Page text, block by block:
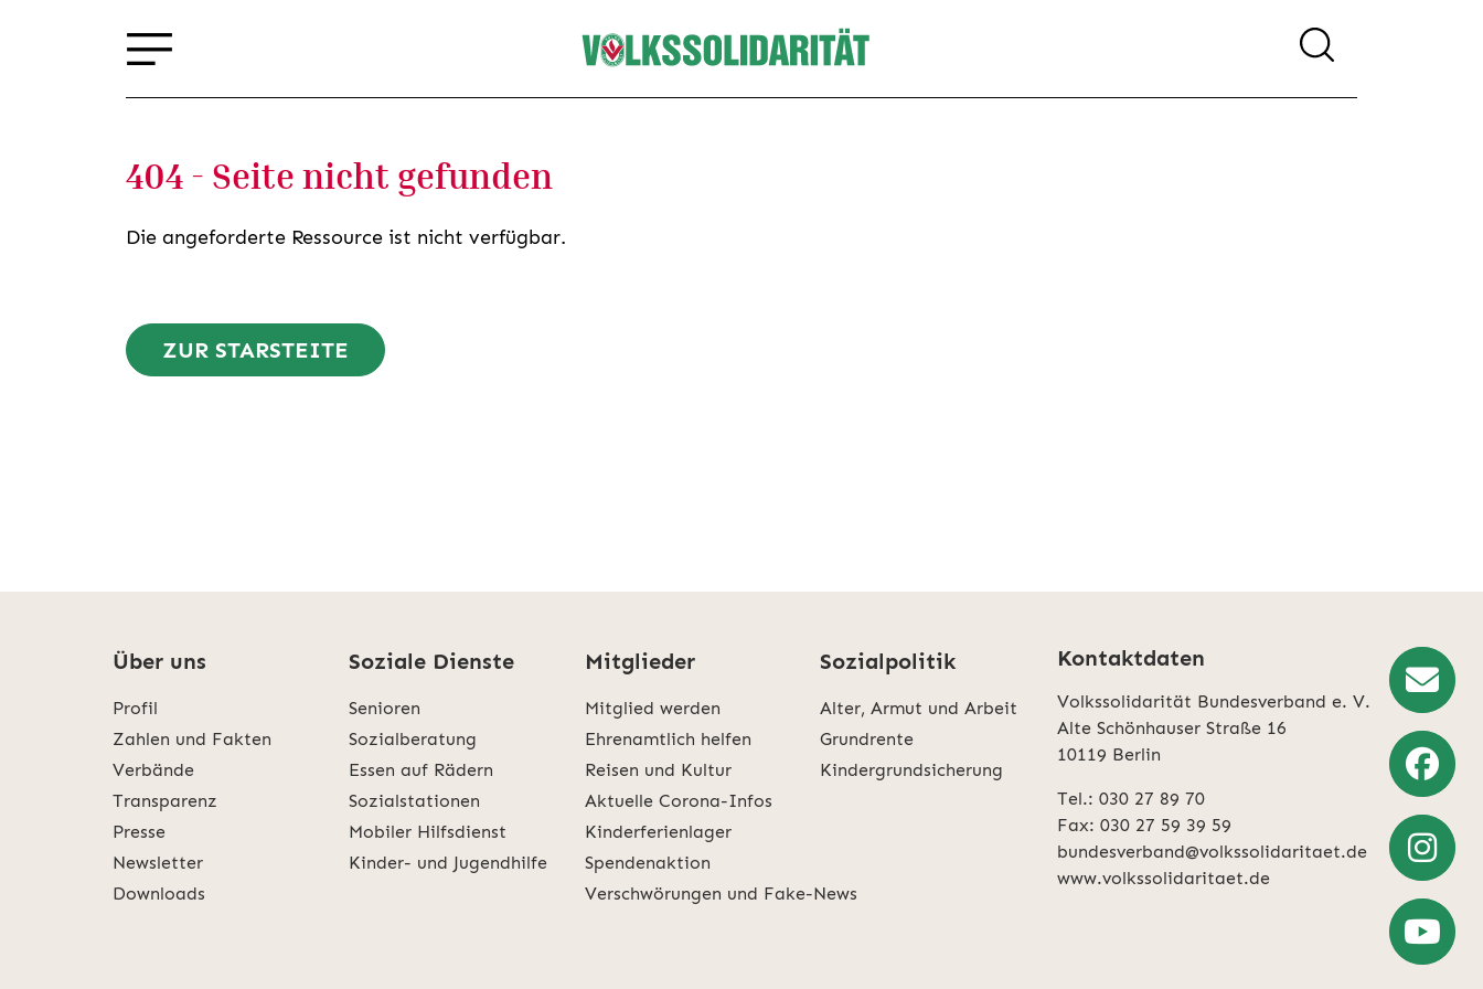
404 - Seite nicht gefunden
Die angeforderte Ressource ist nicht verfügbar.
ZUR STARSTEITE
Über uns
Profil
Zahlen und Fakten
Verbände
Transparenz
Presse
Newsletter
Downloads
Soziale Dienste
Senioren
Sozialberatung
Essen auf Rädern
Sozialstationen
Mobiler Hilfsdienst
Kinder- und Jugendhilfe
Mitglieder
Mitglied werden
Ehrenamtlich helfen
Reisen und Kultur
Aktuelle Corona-Infos
Kinderferienlager
Spendenaktion
Verschwörungen und Fake-News
Sozialpolitik
Alter, Armut und Arbeit
Grundrente
Kindergrundsicherung
Kontaktdaten
Volkssolidarität Bundesverband e. V.
Alte Schönhauser Straße 16
10119 Berlin
Tel.: 030 27 89 70
Fax: 030 27 59 39 59
bundesverband@volkssolidaritaet.de
www.volkssolidaritaet.de
Weiter
zu
Facebook
Weiter
zu